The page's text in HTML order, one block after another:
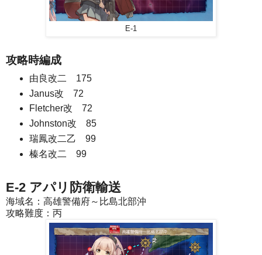
E-1
攻略時編成
由良改二 175
Janus改 72
Fletcher改 72
Johnston改 85
瑞鳳改二乙 99
榛名改二 99
E-2 アパリ防衛輸送
海域名：高雄警備府～比島北部沖
攻略難度：丙